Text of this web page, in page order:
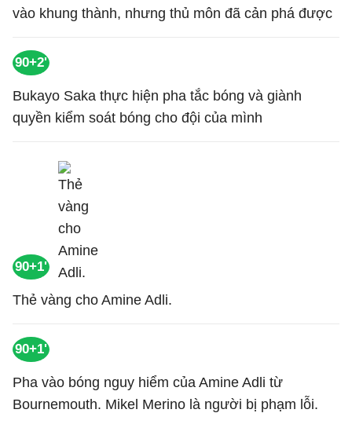
vào khung thành, nhưng thủ môn đã cản phá được
90+2'
Bukayo Saka thực hiện pha tắc bóng và giành
quyền kiểm soát bóng cho đội của mình
90+1'
Thẻ vàng cho Amine Adli.
90+1'
Pha vào bóng nguy hiểm của Amine Adli từ
Bournemouth. Mikel Merino là người bị phạm lỗi.